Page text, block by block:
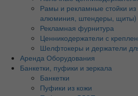
Рамы и рекламные стойки
алюминия, штендеры, щиты)
Рекламная фурнитура
Ценникодержатели с
Шелфтокеры и держатели
Аренда Оборудования
Банкетки, пуфики и зеркала
Банкетки
Пуфики из кожи